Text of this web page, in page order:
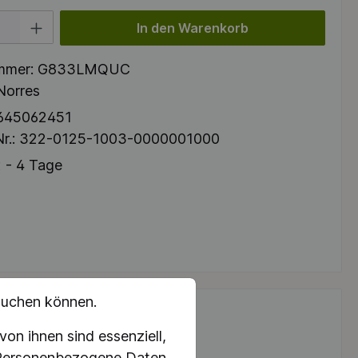
In den Warenkorb
G833LMQUC
322-0125-1003-0000001000
- 4 Tage
können.
ihnen sind essenziell,